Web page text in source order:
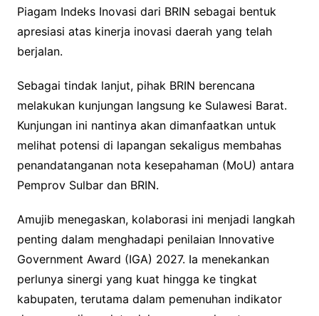
Piagam Indeks Inovasi dari BRIN sebagai bentuk
apresiasi atas kinerja inovasi daerah yang telah
berjalan.
Sebagai tindak lanjut, pihak BRIN berencana
melakukan kunjungan langsung ke Sulawesi Barat.
Kunjungan ini nantinya akan dimanfaatkan untuk
melihat potensi di lapangan sekaligus membahas
penandatanganan nota kesepahaman (MoU) antara
Pemprov Sulbar dan BRIN.
Amujib menegaskan, kolaborasi ini menjadi langkah
penting dalam menghadapi penilaian Innovative
Government Award (IGA) 2027. Ia menekankan
perlunya sinergi yang kuat hingga ke tingkat
kabupaten, terutama dalam pemenuhan indikator